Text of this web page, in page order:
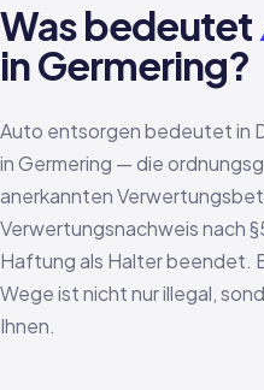
Was bedeutet
in Germering?
Auto entsorgen bedeutet in
in Germering — die
anerkannten
Verwertungsnachweis nach
Haftung als Halter beendet.
Wege ist nicht nur illegal,
Ihnen.